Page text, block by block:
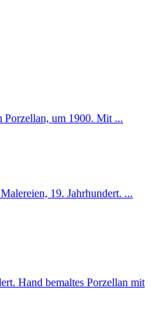
Porzellan, um 1900. Mit ...
19. Jahrhundert. ...
Hand bemaltes Porzellan mit